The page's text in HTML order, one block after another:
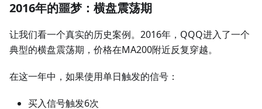
2016年的噩梦：横盘震荡期
让我们看一个真实的历史案例。2016年，QQQ进入了一个
典型的横盘震荡期，价格在MA200附近反复穿越。
在这一年中，如果使用单日触发的信号：
买入信号触发6次